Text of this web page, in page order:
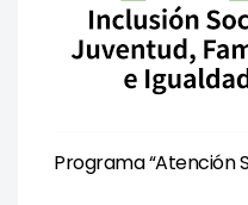
Programa “Atención